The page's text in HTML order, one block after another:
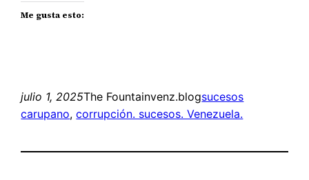
Me gusta esto:
julio 1, 2025The Fountainvenz.blogsucesos
carupano, corrupción. sucesos. Venezuela.